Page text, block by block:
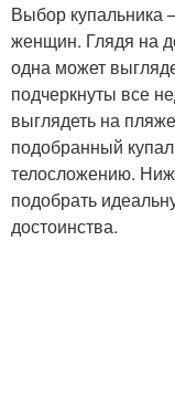
Выбор купальника
женщин. Глядя на
одна может
подчеркнуты все
выглядеть на
подобранный
телосложению.
подобрать
достоинства.